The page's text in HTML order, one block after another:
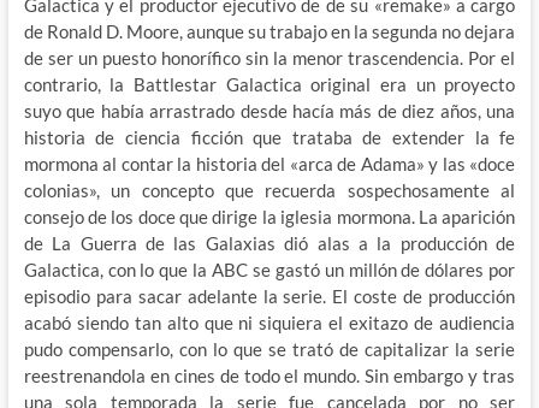
Galactica y el productor ejecutivo de de su «remake» a cargo
de Ronald D. Moore, aunque su trabajo en la segunda no dejara
de ser un puesto honorífico sin la menor trascendencia. Por el
contrario, la Battlestar Galactica original era un proyecto
suyo que había arrastrado desde hacía más de diez años, una
historia de ciencia ficción que trataba de extender la fe
mormona al contar la historia del «arca de Adama» y las «doce
colonias», un concepto que recuerda sospechosamente al
consejo de los doce que dirige la iglesia mormona. La aparición
de La Guerra de las Galaxias dió alas a la producción de
Galactica, con lo que la ABC se gastó un millón de dólares por
episodio para sacar adelante la serie. El coste de producción
acabó siendo tan alto que ni siquiera el exitazo de audiencia
pudo compensarlo, con lo que se trató de capitalizar la serie
reestrenandola en cines de todo el mundo. Sin embargo y tras
una sola temporada la serie fue cancelada por no ser